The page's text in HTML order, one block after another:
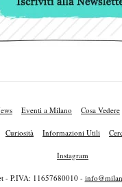
Eventi a Milano Cosa Vedere
Curiosità Informazioni Utili
Instagram
- P.IVA: 11657680010 -